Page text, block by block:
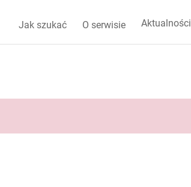
Jak szukać O serwisie Aktualności